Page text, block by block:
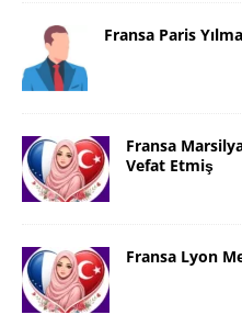
Fransa Paris
Fransa
Vefat Etmiş
Fransa Lyon